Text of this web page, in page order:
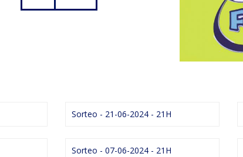
Sorteo - 21-06-2024 - 21H
Sorteo - 07-06-2024 - 21H